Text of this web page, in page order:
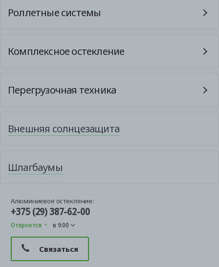
Роллетные системы
Комплексное остекление
Перегрузочная техника
Внешняя солнцезащита
Шлагбаумы
Алюминиевое остекление:
+375 (29) 387-62-00
Откроется в 9:00
Связаться